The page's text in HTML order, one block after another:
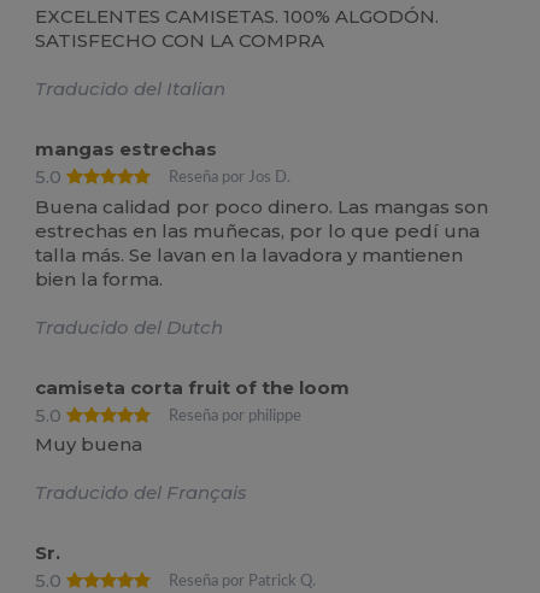
EXCELENTES CAMISETAS. 100% ALGODÓN.
SATISFECHO CON LA COMPRA
Traducido del Italian
mangas estrechas
5.0
Reseña por Jos D.
Buena calidad por poco dinero. Las mangas son
estrechas en las muñecas, por lo que pedí una
talla más. Se lavan en la lavadora y mantienen
bien la forma.
Traducido del Dutch
camiseta corta fruit of the loom
5.0
Reseña por philippe
Muy buena
Traducido del Français
Sr.
5.0
Reseña por Patrick Q.